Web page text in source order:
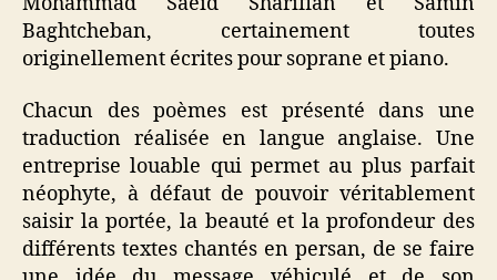
Baghtcheban, certainement toutes
originellement écrites pour soprane et piano.
Chacun des poèmes est présenté dans une
traduction réalisée en langue anglaise. Une
entreprise louable qui permet au plus parfait
néophyte, à défaut de pouvoir véritablement
saisir la portée, la beauté et la profondeur des
différents textes chantés en persan, de se faire